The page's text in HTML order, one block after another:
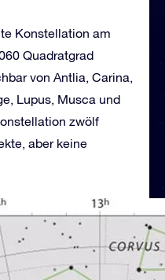
Konstellation am
Quadratgrad
von Antlia, Carina,
Lupus, Musca und
zwölf
aber keine